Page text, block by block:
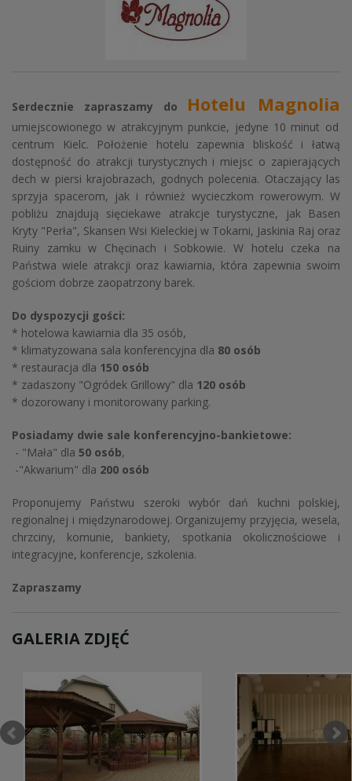
Serdecznie zapraszamy do Hotelu Magnolia
umiejscowionego w atrakcyjnym punkcie, jedyne 10 minut od
centrum Kielc. Położenie hotelu zapewnia bliskość i łatwą
dostępność do atrakcji turystycznych i miejsc o zapierających
dech w piersi krajobrazach, godnych polecenia. Otaczający las
sprzyja spacerom, jak i również wycieczkom rowerowym. W
pobliżu znajdują sięciekawe atrakcje turystyczne, jak Basen
Kryty "Perła", Skansen Wsi Kieleckiej w Tokarni, Jaskinia Raj oraz
Ruiny zamku w Chęcinach i Sobkowie. W hotelu czeka na
Państwa wiele atrakcji oraz kawiarnia, która zapewnia swoim
gościom dobrze zaopatrzony barek.
Do dyspozycji gości:
* hotelowa kawiarnia dla 35 osób,
* klimatyzowana sala konferencyjna dla 80 osób
* restauracja dla 150 osób
* zadaszony "Ogródek Grillowy" dla 120 osób
* dozorowany i monitorowany parking.
Posiadamy dwie sale konferencyjno-bankietowe:
- "Mała" dla 50 osób,
-"Akwarium" dla 200 osób
Proponujemy Państwu szeroki wybór dań kuchni polskiej,
regionalnej i międzynarodowej. Organizujemy przyjęcia, wesela,
chrzciny, komunie, bankiety, spotkania okolicznościowe i
integracyjne, konferencje, szkolenia.
Zapraszamy
GALERIA ZDJĘĆ